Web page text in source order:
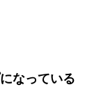
なっている